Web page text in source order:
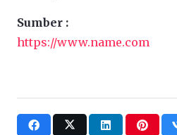
Sumber :
https://www.name.com